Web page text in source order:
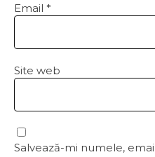
Email *
Site web
Salvează-mi numele,